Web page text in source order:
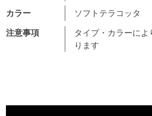
注意事項
タイプ・カラーに
ります
カラー
ソフトテラコッタ